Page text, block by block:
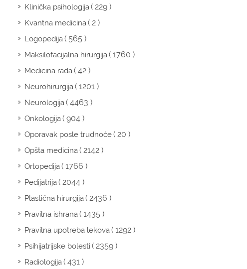
Klinička psihologija( 229 )
Kvantna medicina( 2 )
Logopedija( 565 )
Maksilofacijalna hirurgija( 1760 )
Medicina rada( 42 )
Neurohirurgija( 1201 )
Neurologija( 4463 )
Onkologija( 904 )
Oporavak posle trudnoće( 20 )
Opšta medicina( 2142 )
Ortopedija( 1766 )
Pedijatrija( 2044 )
Plastična hirurgija( 2436 )
Pravilna ishrana( 1435 )
Pravilna upotreba lekova( 1292 )
Psihijatrijske bolesti( 2359 )
Radiologija( 431 )